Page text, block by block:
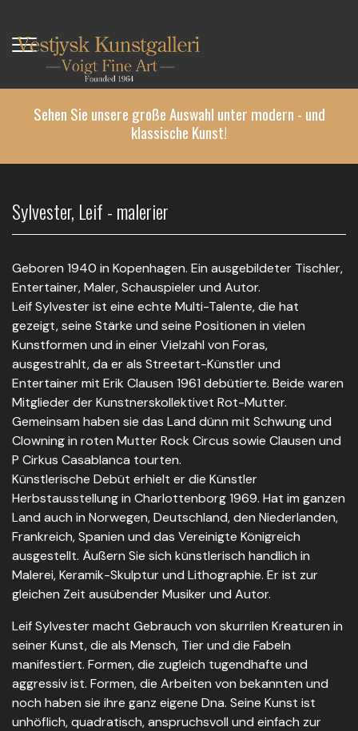
Inhalt
Sehen Sie unsere große Auswahl unter modern - und
klassische Kunst!
Sylvester, Leif - malerier
Geboren 1940 in Kopenhagen. Ein ausgebildeter Tischler,
Entertainer, Maler, Schauspieler und Autor.
Leif Sylvester ist eine echte Multi-Talente, die hat
gezeigt, seine Stärke und seine Positionen in vielen
Kunstformen und in einer Vielzahl von Foras,
ausgestrahlt, da er als Streetart-Künstler und
Entertainer mit Erik Clausen 1961 debütierte. Beide waren
Mitglieder der Kunstnerskollektivet Rot-Mutter.
Gemeinsam haben sie das Land dünn mit Schwung und
Clowning in roten Mutter Rock Circus sowie Clausen und
P Cirkus Casablanca tourten.
Künstlerische Debüt erhielt er die Künstler
Herbstausstellung in Charlottenborg 1969. Hat im ganzen
Land auch in Norwegen, Deutschland, den Niederlanden,
Frankreich, Spanien und das Vereinigte Königreich
ausgestellt. Äußern Sie sich künstlerisch handlich in
Malerei, Keramik-Skulptur und Lithographie. Er ist zur
gleichen Zeit ausübender Musiker und Autor.
Leif Sylvester macht Gebrauch von skurrilen Kreaturen in
seiner Kunst, die als Mensch, Tier und die Fabeln
manifestiert. Formen, die zugleich tugendhafte und
aggressiv ist. Formen, die Arbeiten von bekannten und
noch haben sie ihre ganz eigene Dna. Seine Kunst ist
unhöflich, quadratisch, anspruchsvoll und einfach zur